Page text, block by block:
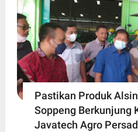
Pastikan Produk
Soppeng Berkunjung
Javatech Agro